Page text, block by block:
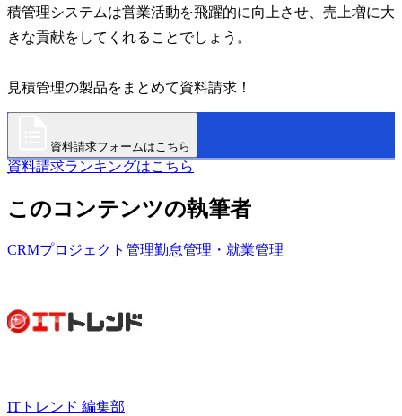
積管理システムは営業活動を飛躍的に向上させ、売上増に大
きな貢献をしてくれることでしょう。
見積管理の製品をまとめて資料請求！
資料請求フォームはこちら
資料請求ランキングはこちら
このコンテンツの執筆者
CRMプロジェクト管理勤怠管理・就業管理
ITトレンド 編集部